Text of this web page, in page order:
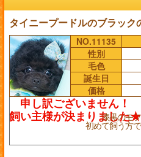
タイニープードルのブラッ
NO.11135
性別
毛色
誕生日
価格
漆黒のモ
初めて飼う方